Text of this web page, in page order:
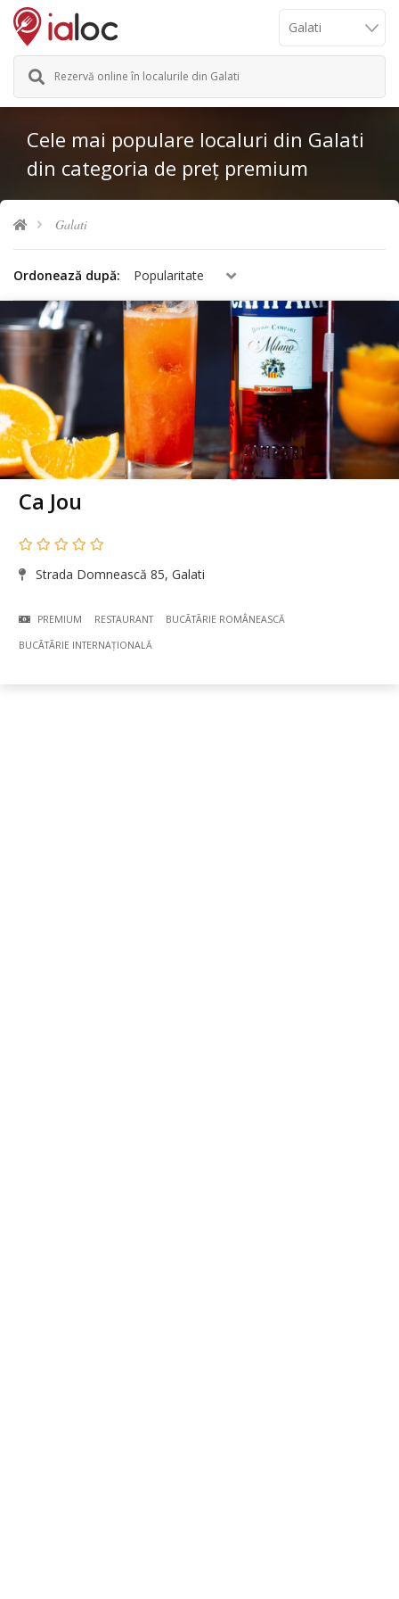
Rezervă online în localurile din Galati
Cele mai populare localuri din Galati
din categoria de preț premium
Galati
Ordonează după: Popularitate
Ca Jou
Strada Domnească 85, Galati
PREMIUM RESTAURANT BUCÃTÃRIE ROMÂNEASCĂ
BUCÃTÃRIE INTERNAȚIONALĂ